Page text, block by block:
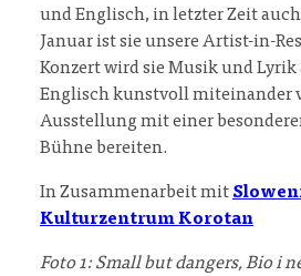
und Englisch, in letzter Zeit
Januar ist sie unsere Artist-in-
Konzert wird sie Musik und
Englisch kunstvoll miteinander
Ausstellung mit einer
Bühne bereiten.
In Zusammenarbeit mit
Kulturzentrum Korotan
Foto 1: Small but dangers, Bio i